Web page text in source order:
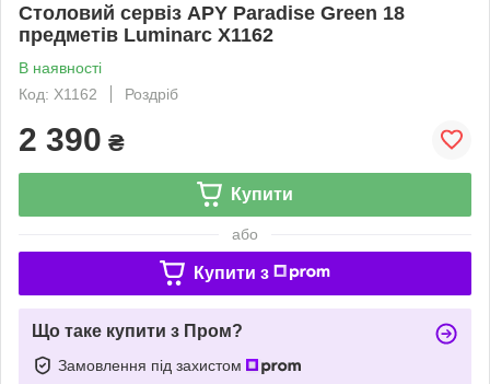
Столовий сервіз APY Paradise Green 18
предметів Luminarc X1162
В наявності
Код: X1162
Роздріб
2 390 ₴
Купити
або
Купити з
Що таке купити з Пром?
Замовлення під захистом